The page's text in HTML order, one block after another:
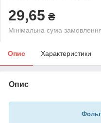
29,65 ₴
Мінімальна сума
Опис Характеристики
Опис